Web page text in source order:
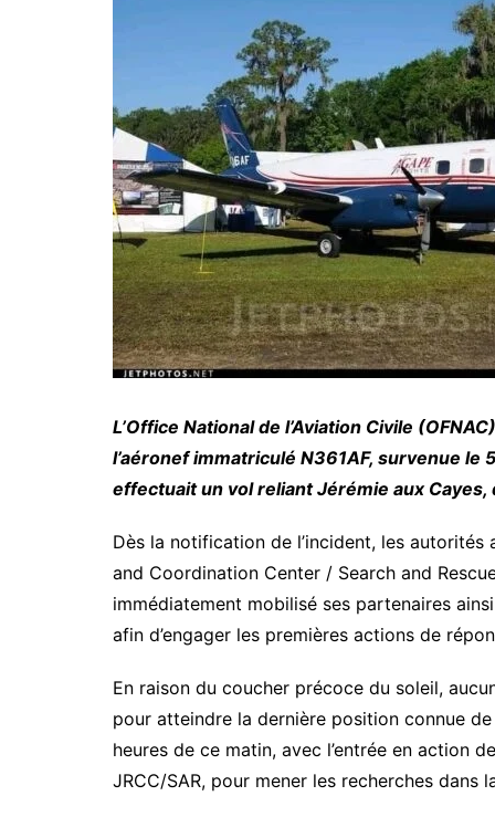
L’Office National de l’Aviation Civile
l’aéronef immatriculé N361AF, survenue
effectuait un vol reliant Jérémie aux Cayes,
Dès la notification de l’incident, les
and Coordination Center / Search and
immédiatement mobilisé ses partenaires
afin d’engager les premières actions de
En raison du coucher précoce du soleil,
pour atteindre la dernière position connue
heures de ce matin, avec l’entrée en action
JRCC/SAR, pour mener les recherches dans